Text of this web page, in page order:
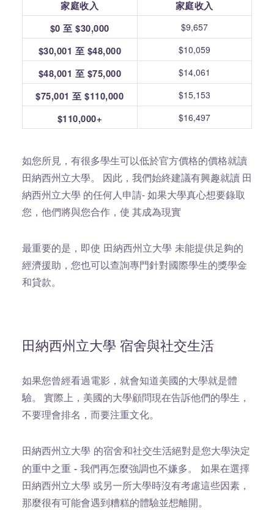
家庭收入 家庭收入
$0 至 $30,000 $9,657
$30,001 至 $48,000 $10,059
$48,001 至 $75,000 $14,061
$75,001 至 $110,000 $15,153
$110,000+ $16,497
如您所見，有很多學生可以低於官方價格的價格就讀
田納西州立大學。 因此，我們始終建議有興趣就讀 田
納西州立大學 的任何人申請- 如果大學真心想要錄取
您，他們將與您合作，使 其成為現實
最重要的是，即使 田納西州立大學 未能提供足夠的
經濟援助，您也可以查詢專門針對國際學生的獎學金
和貸款。
田納西州立大學 宿舍與社交生活
如果您曾經看過電影，就會知道美國的大學就是體
驗。 實際上，美國的大學顧問現在告訴他們的學生，
不要理會排名，而要注重文化。
田納西州立大學 的宿舍和社交生活絕對是您大學決定
的重中之重 - 我們再怎麼強調也不嫌多。
如果在選擇
田納西州立大學 或另一所大學時沒有考慮這些因素，
那麼很有可能會遇到糟糕的體驗並想離開。